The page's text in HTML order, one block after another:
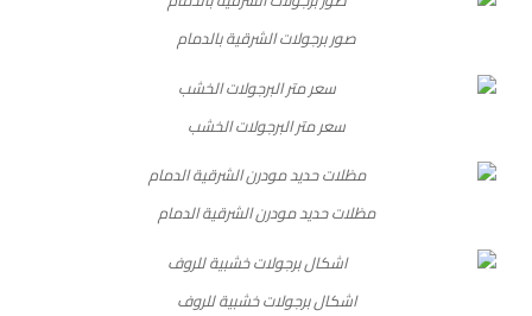
صور برجولات الشرقية بالدمام
سعر متر البرجولات الخشب
مظلات حديد مودرن الشرقية الدمام
اشكال برجولات خشبية للروف